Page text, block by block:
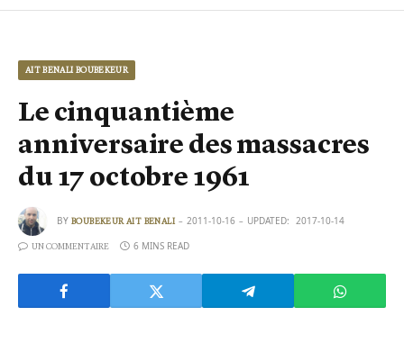
AIT BENALI BOUBEKEUR
Le cinquantième
anniversaire des massacres
du 17 octobre 1961
BY BOUBEKEUR AIT BENALI 2011-10-16 UPDATED: 2017-10-14
UN COMMENTAIRE 6 MINS READ